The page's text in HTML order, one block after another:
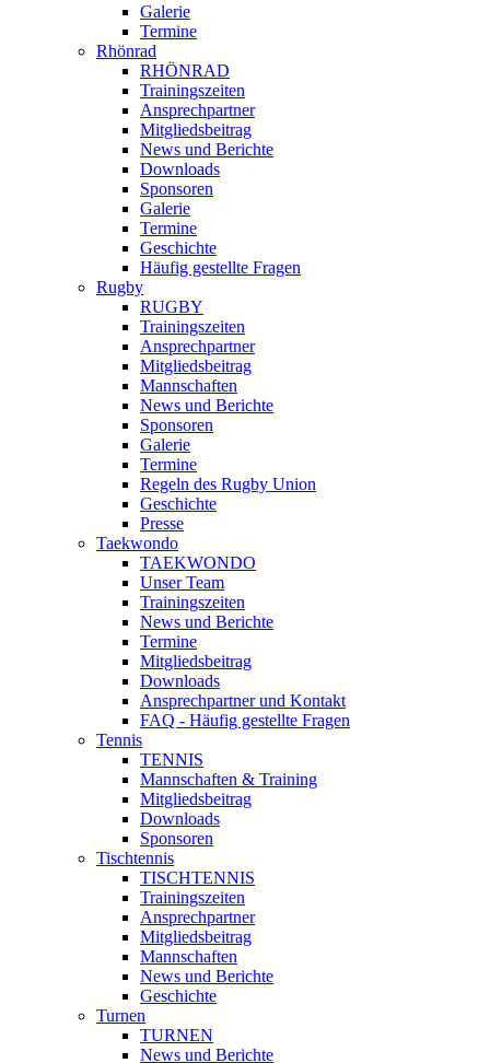
Galerie
Termine
Rhönrad
RHÖNRAD
Trainingszeiten
Ansprechpartner
Mitgliedsbeitrag
News und Berichte
Downloads
Sponsoren
Galerie
Termine
Geschichte
Häufig gestellte Fragen
Rugby
RUGBY
Trainingszeiten
Ansprechpartner
Mitgliedsbeitrag
Mannschaften
News und Berichte
Sponsoren
Galerie
Termine
Regeln des Rugby Union
Geschichte
Presse
Taekwondo
TAEKWONDO
Unser Team
Trainingszeiten
News und Berichte
Termine
Mitgliedsbeitrag
Downloads
Ansprechpartner und Kontakt
FAQ - Häufig gestellte Fragen
Tennis
TENNIS
Mannschaften & Training
Mitgliedsbeitrag
Downloads
Sponsoren
Tischtennis
TISCHTENNIS
Trainingszeiten
Ansprechpartner
Mitgliedsbeitrag
Mannschaften
News und Berichte
Geschichte
Turnen
TURNEN
News und Berichte